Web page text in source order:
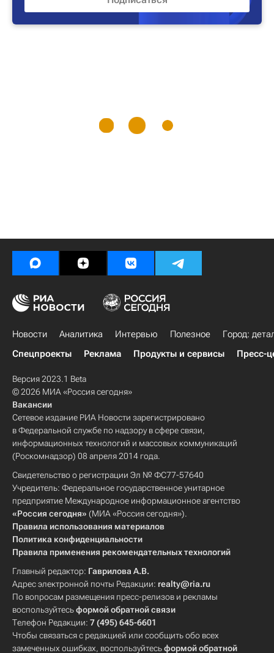
Новости Аналитика Интервью Полезное
Город:
Спецпроекты
Реклама Продукты и сервисы Пресс-
Версия 2023.1 Beta
© 2026 МИА «Россия сегодня»
Вакансии
Сетевое издание РИА Новости зарегистрировано
в Федеральной службе по надзору в сфере связи,
информационных технологий и массовых коммуникаций
(Роскомнадзор) 08 апреля 2014 года.
Свидетельство о регистрации Эл № ФС77-57640
Учредитель: Федеральное государственное унитарное
предприятие Международное информационное агентство
«Россия сегодня» (МИА «Россия сегодня»).
Правила использования материалов
Политика конфиденциальности
Правила применения рекомендательных технологий
Главный редактор: Гаврилова А.В.
Адрес электронной почты Редакции: realty@ria.ru
По вопросам размещения пресс-релизов и рекламы
воспользуйтесьформой обратной связи
Телефон Редакции: 7 (495) 645-6601
Чтобы связаться с редакцией или сообщить обо всех
замеченных ошибках, воспользуйтесьформой обратной